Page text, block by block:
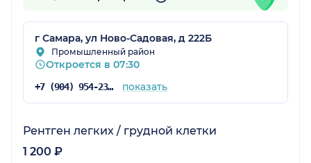
г Самара, ул Ново-Садовая, д 222Б
Промышленный район
Откроется в 07:30
+7 (904) 954-23-83 показать
Рентген легких / грудной клетки
1 200 ₽